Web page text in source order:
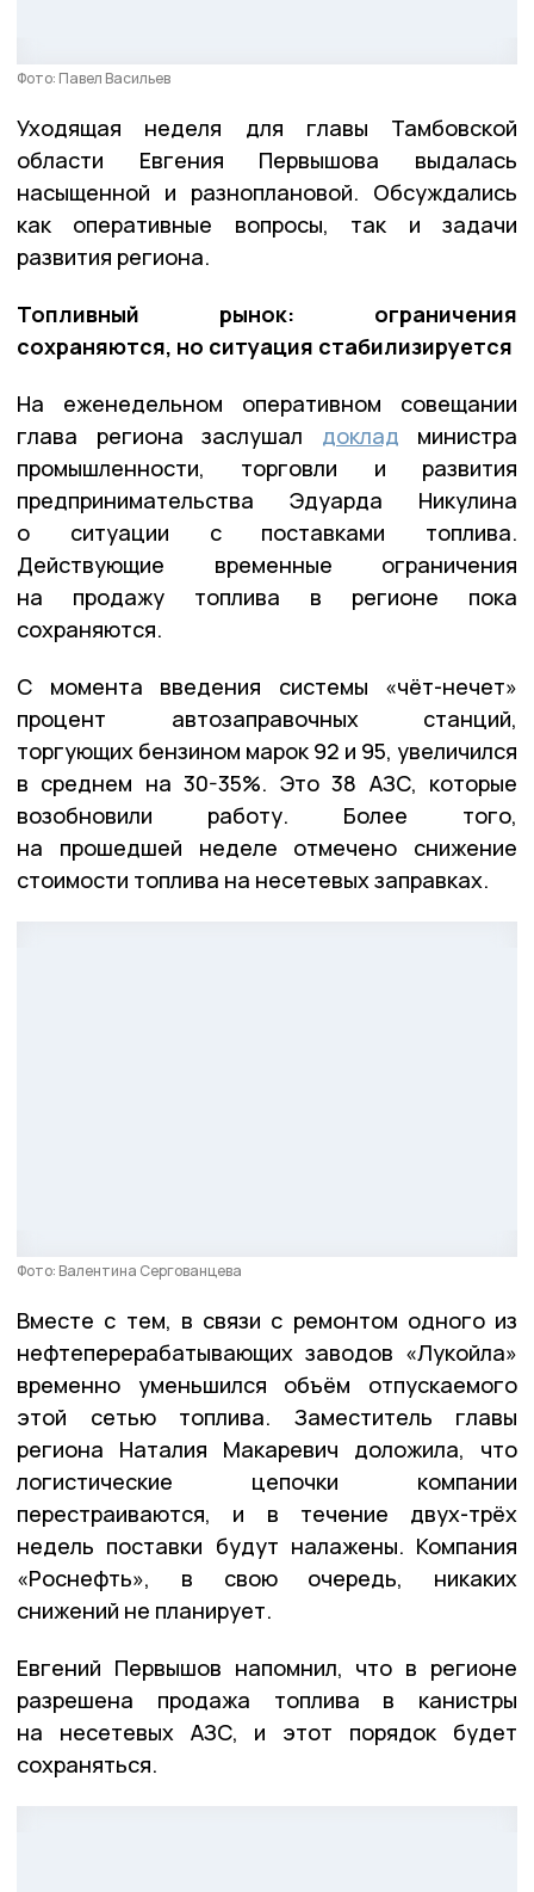
Фото: Павел Васильев
Уходящая неделя для главы Тамбовской
области Евгения Первышова выдалась
насыщенной и разноплановой. Обсуждались
как оперативные вопросы, так и задачи
развития региона.
Топливный рынок: ограничения
сохраняются, но ситуация стабилизируется
На еженедельном оперативном совещании
глава региона заслушал доклад министра
промышленности, торговли и развития
предпринимательства Эдуарда Никулина
о ситуации с поставками топлива.
Действующие временные ограничения
на продажу топлива в регионе пока
сохраняются.
С момента введения системы «чёт-нечет»
процент автозаправочных станций,
торгующих бензином марок 92 и 95, увеличился
в среднем на 30-35%. Это 38 АЗС, которые
возобновили работу. Более того,
на прошедшей неделе отмечено снижение
стоимости топлива на несетевых заправках.
Фото: Валентина Сергованцева
Вместе с тем, в связи с ремонтом одного из
нефтеперерабатывающих заводов «Лукойла»
временно уменьшился объём отпускаемого
этой сетью топлива. Заместитель главы
региона Наталия Макаревич доложила, что
логистические цепочки компании
перестраиваются, и в течение двух-трёх
недель поставки будут налажены. Компания
«Роснефть», в свою очередь, никаких
снижений не планирует.
Евгений Первышов напомнил, что в регионе
разрешена продажа топлива в канистры
на несетевых АЗС, и этот порядок будет
сохраняться.